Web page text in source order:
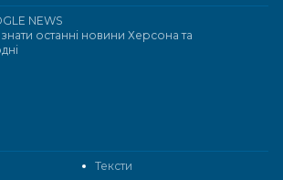
Тексти
NEWS
останні новини Херсона та